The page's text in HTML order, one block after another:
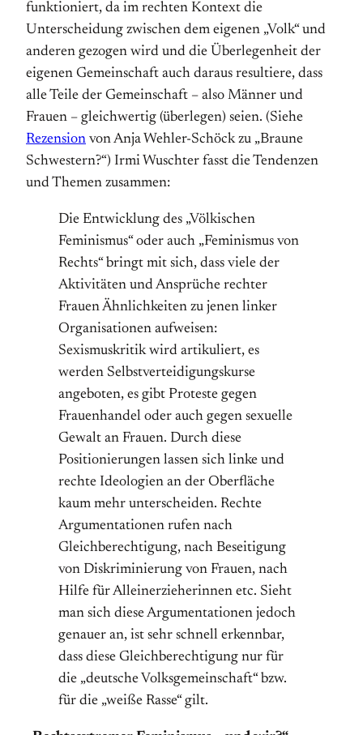
funktioniert, da im rechten Kontext die
Unterscheidung zwischen dem eigenen „Volk“ und
anderen gezogen wird und die Überlegenheit der
eigenen Gemeinschaft auch daraus resultiere, dass
alle Teile der Gemeinschaft – also Männer und
Frauen – gleichwertig (überlegen) seien. (Siehe
Rezension von Anja Wehler-Schöck zu „Braune
Schwestern?“) Irmi Wuschter fasst die Tendenzen
und Themen zusammen:
Die Entwicklung des „Völkischen
Feminismus“ oder auch „Feminismus von
Rechts“ bringt mit sich, dass viele der
Aktivitäten und Ansprüche rechter
Frauen Ähnlichkeiten zu jenen linker
Organisationen aufweisen:
Sexismuskritik wird artikuliert, es
werden Selbstverteidigungskurse
angeboten, es gibt Proteste gegen
Frauenhandel oder auch gegen sexuelle
Gewalt an Frauen. Durch diese
Positionierungen lassen sich linke und
rechte Ideologien an der Oberfläche
kaum mehr unterscheiden. Rechte
Argumentationen rufen nach
Gleichberechtigung, nach Beseitigung
von Diskriminierung von Frauen, nach
Hilfe für Alleinerzieherinnen etc. Sieht
man sich diese Argumentationen jedoch
genauer an, ist sehr schnell erkennbar,
dass diese Gleichberechtigung nur für
die „deutsche Volksgemeinschaft“ bzw.
für die „weiße Rasse“ gilt.